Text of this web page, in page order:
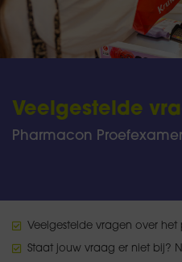
Veelgestelde
Pharmacon
Veelgestelde vragen over het
Staat jouw vraag er niet bij?